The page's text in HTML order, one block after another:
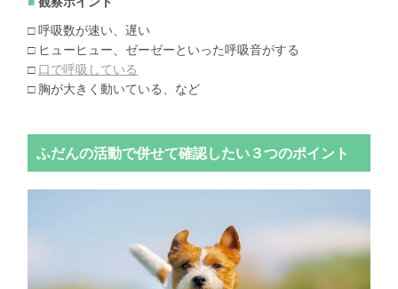
□ 呼吸数が速い、遅い
□ ヒューヒュー、ゼーゼーといった呼吸音がする
□ 口で呼吸している
□ 胸が大きく動いている、など
ふだんの活動で併せて確認したい３つのポイント